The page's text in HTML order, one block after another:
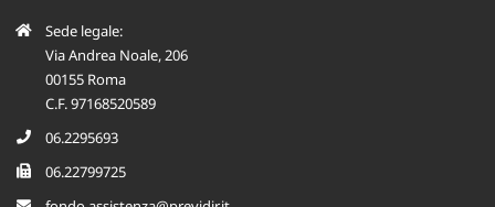
Sede legale:
Via Andrea Noale, 206
00155 Roma
C.F. 97168520589
06.2295693
06.22799725